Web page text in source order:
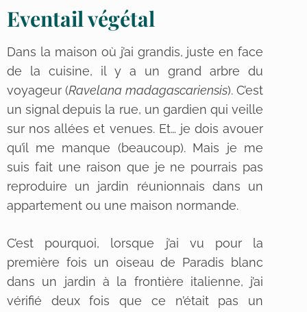
Eventail végétal
Dans la maison où j’ai grandis, juste en face
de la cuisine, il y a un grand arbre du
voyageur (Ravelana madagascariensis). C’est
un signal depuis la rue, un gardien qui veille
sur nos allées et venues. Et… je dois avouer
qu’il me manque (beaucoup). Mais je me
suis fait une raison que je ne pourrais pas
reproduire un jardin réunionnais dans un
appartement ou une maison normande.
C’est pourquoi, lorsque j’ai vu pour la
première fois un oiseau de Paradis blanc
dans un jardin à la frontière italienne, j’ai
vérifié deux fois que ce n’était pas un